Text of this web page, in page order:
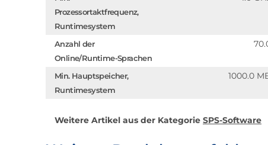
Prozessortaktfrequenz,
Runtimesystem
Anzahl der
Online/Runtime-Sprachen
Min. Hauptspeicher,
Runtimesystem
1000.0
Weitere Artikel aus der Kategorie SPS-Software